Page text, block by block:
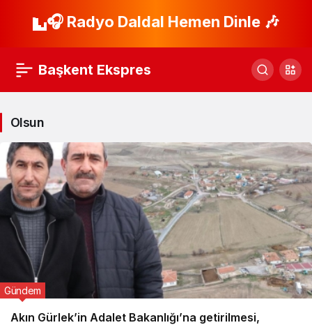
🎧 Radyo Daldal Hemen Dinle 🎶
Başkent Ekspres
Olsun
Akın Gürlek’in Adalet Bakanlığı’na getirilmesi,
Gündem